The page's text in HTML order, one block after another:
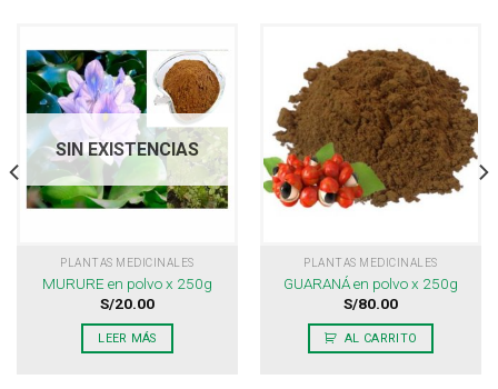
SIN EXISTENCIAS
PLANTAS MEDICINALES
MURURE en polvo x 250g
S/20.00
LEER MÁS
PLANTAS MEDICINALES
GUARANÁ en polvo x 250g
S/80.00
AL CARRITO